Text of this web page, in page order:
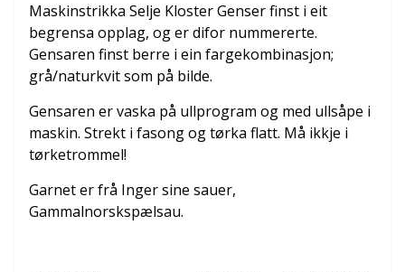
Maskinstrikka Selje Kloster Genser finst i eit
begrensa opplag, og er difor nummererte.
Gensaren finst berre i ein fargekombinasjon;
grå/naturkvit som på bilde.
Gensaren er vaska på ullprogram og med ullsåpe i
maskin. Strekt i fasong og tørka flatt. Må ikkje i
tørketrommel!
Garnet er frå Inger sine sauer,
Gammalnorskspælsau.